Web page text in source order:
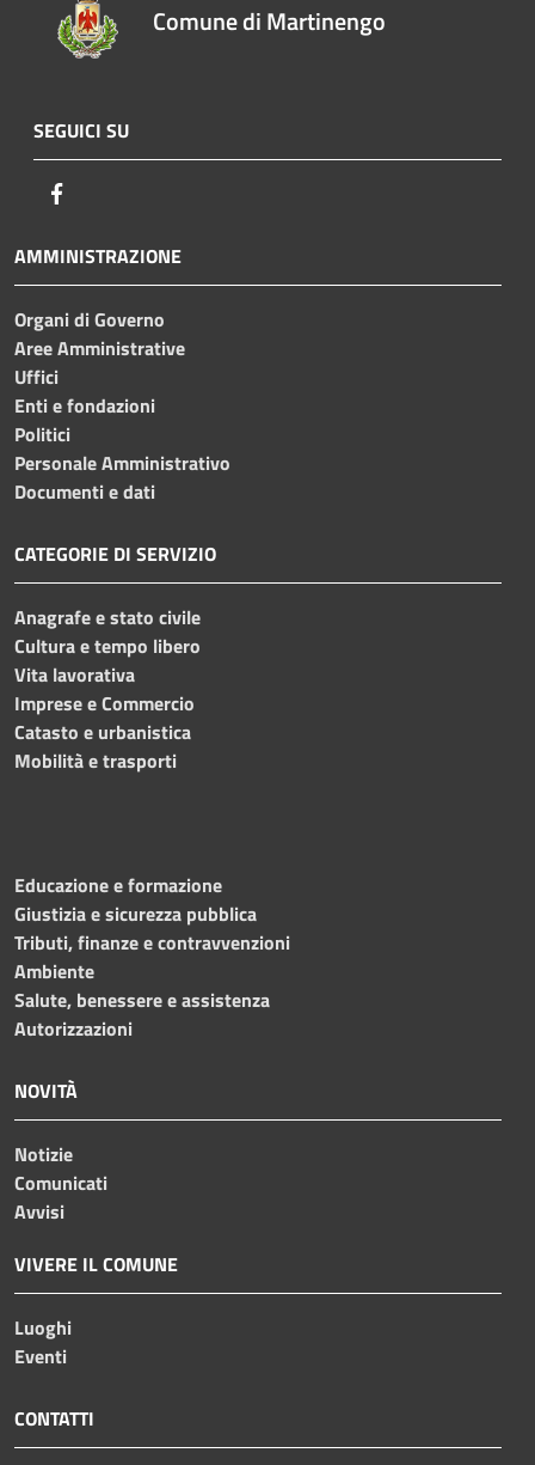
Comune di Martinengo
SEGUICI SU
AMMINISTRAZIONE
Organi di Governo
Aree Amministrative
Uffici
Enti e fondazioni
Politici
Personale Amministrativo
Documenti e dati
CATEGORIE DI SERVIZIO
Anagrafe e stato civile
Cultura e tempo libero
Vita lavorativa
Imprese e Commercio
Catasto e urbanistica
Mobilità e trasporti
Educazione e formazione
Giustizia e sicurezza pubblica
Tributi, finanze e contravvenzioni
Ambiente
Salute, benessere e assistenza
Autorizzazioni
NOVITÀ
Notizie
Comunicati
Avvisi
VIVERE IL COMUNE
Luoghi
Eventi
CONTATTI